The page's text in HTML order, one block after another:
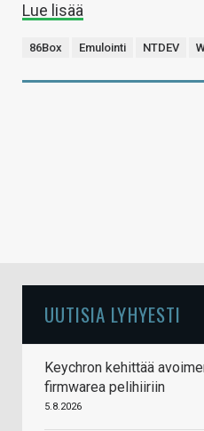
Lue lisää
86Box Emulointi NTDEV
UUTISIA LYHYESTI
Keychron kehittää
firmwarea pelihiiriin
5.8.2026